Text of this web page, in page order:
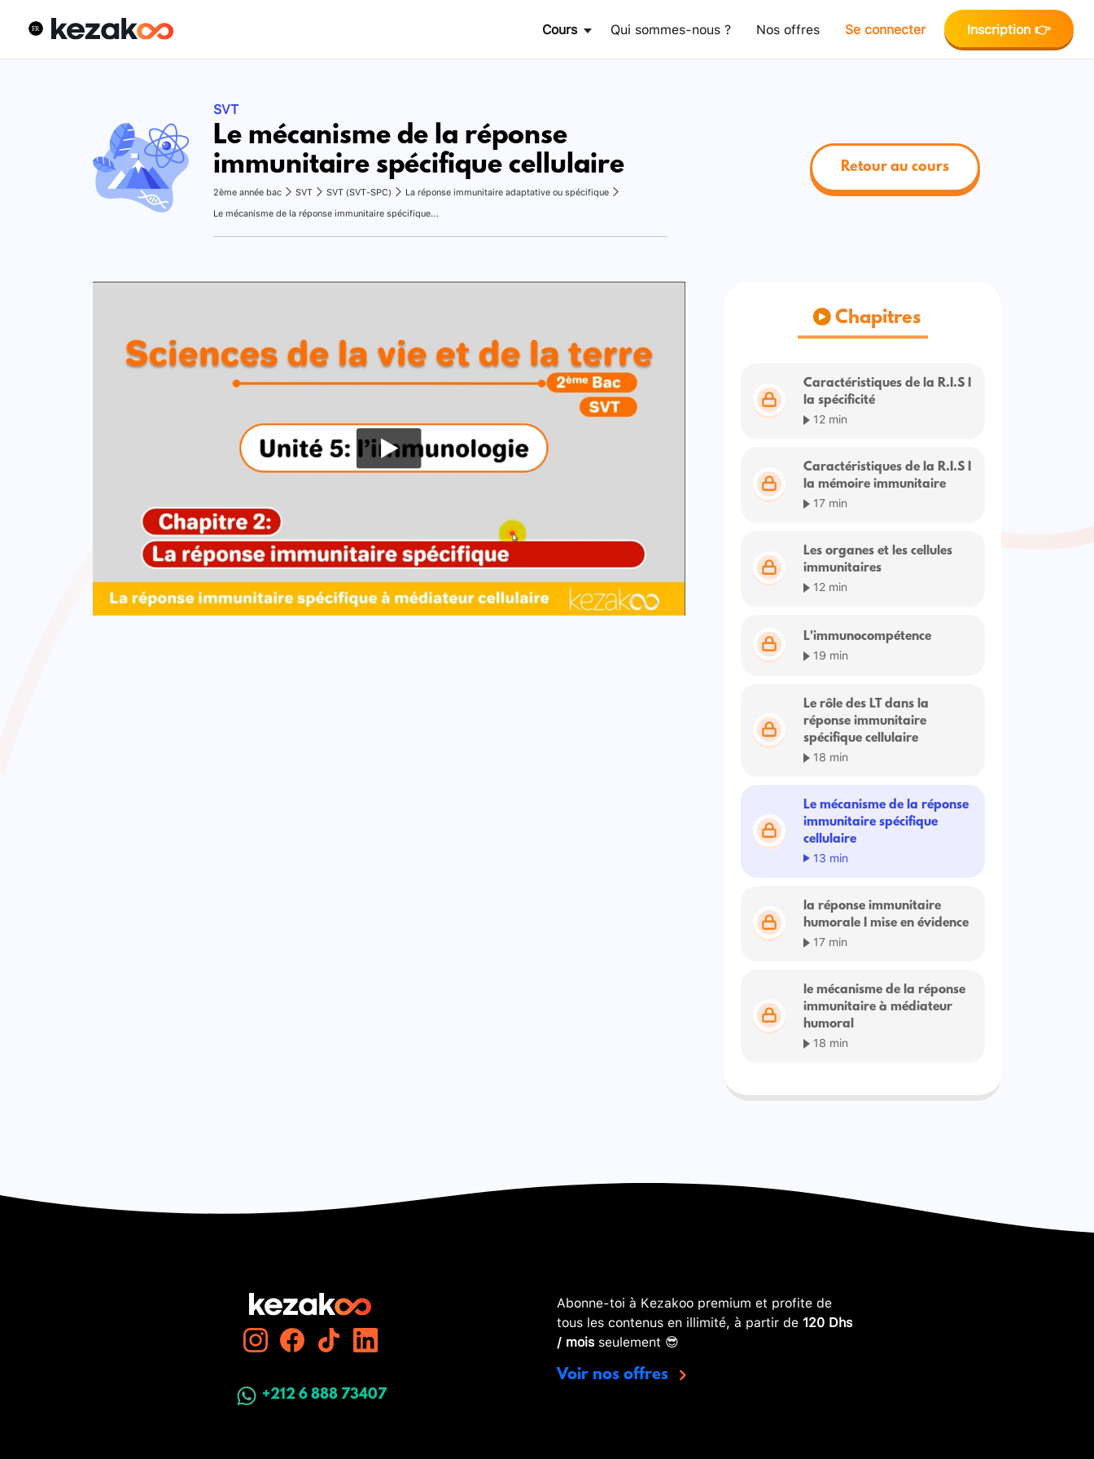
Cours Qui sommes-nous ? Nos offres Se connecter Inscription 👉
SVT
Le mécanisme de la réponse
immunitaire spécifique cellulaire
2ème année bac SVT SVT (SVT-SPC)
La réponse immunitaire adaptative ou spécifique
Le mécanisme de la réponse immunitaire spécifique cellulaire
Retour au cours
Chapitres
Caractéristiques de la R.I.S I
la spécificité
12 min
Caractéristiques de la R.I.S I
la mémoire immunitaire
17 min
Les organes et les cellules
immunitaires
12 min
L'immunocompétence
19 min
Le rôle des LT dans la
réponse immunitaire
spécifique cellulaire
18 min
Le mécanisme de la réponse
immunitaire spécifique
cellulaire
13 min
la réponse immunitaire
humorale I mise en évidence
17 min
le mécanisme de la réponse
immunitaire à médiateur
humoral
18 min
+212 6 888 73407
Abonne-toi à Kezakoo premium et profite de
tous les contenus en illimité, à partir de 120 Dhs
/ moisseulement 😎
Voir nos offres